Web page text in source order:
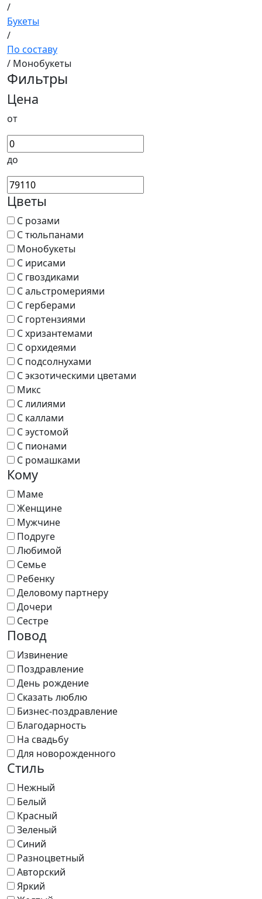
/
Букеты
/
По составу
/ Монобукеты
Фильтры
Цена
от
до
Цветы
С розами
С тюльпанами
Монобукеты
С ирисами
С гвоздиками
С альстромериями
С герберами
С гортензиями
С хризантемами
С орхидеями
С подсолнухами
С экзотическими цветами
Микс
С лилиями
С каллами
С эустомой
С пионами
С ромашками
Кому
Маме
Женщине
Мужчине
Подруге
Любимой
Семье
Ребенку
Деловому партнеру
Дочери
Сестре
Повод
Извинение
Поздравление
День рождение
Сказать люблю
Бизнес-поздравление
Благодарность
На свадьбу
Для новорожденного
Стиль
Нежный
Белый
Красный
Зеленый
Синий
Разноцветный
Авторский
Яркий